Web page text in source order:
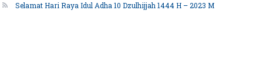
Selamat Hari Raya Idul Adha 10 Dzulhijjah 1444 H – 2023 M